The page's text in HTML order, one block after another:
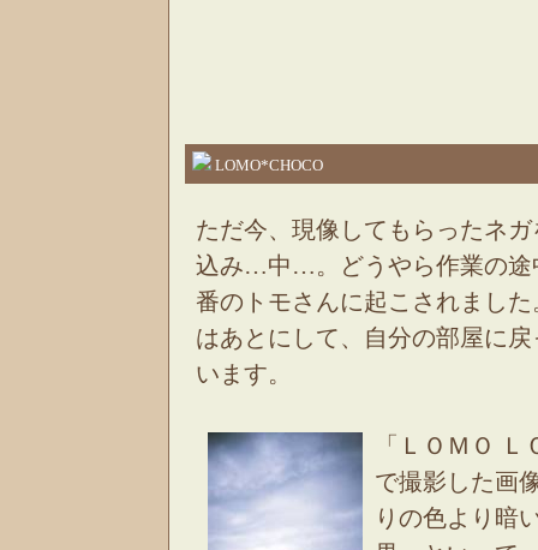
LOMO*CHOCO
ただ今、現像してもらったネ
込み…中…。どうやら作業の途
番のトモさんに起こされまし
はあとにして、自分の部屋に
います。
「ＬＯＭＯ
で撮影した画
りの色より暗